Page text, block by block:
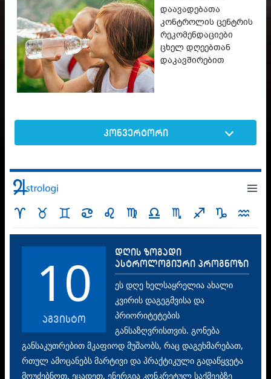
დაავადებათა
კონტროლის ცენტრის
რეკომენდაციები
ცხელ დღეებთან
დაკავშირებით
კონვერტორი
10
აგვისტო
დღის ზოგადი
ასტროლოგიური პროგნოზი
ეს დღე ხელსაყრელია ახალი
კვირის დაგეგმვისა და
პრიორიტეტების
განსაზღვრისთვის. გონება
განსაკუთრებით მკაფიოდ მუშაობს, რაც დაგეხმარებათ,
რთულ ამოცანებს მარტივი და პრაქტიკული გადაწყვეტა
მოუძებნოთ. ეცადეთ, ენერგია კონკრეტულ საქმეებზე